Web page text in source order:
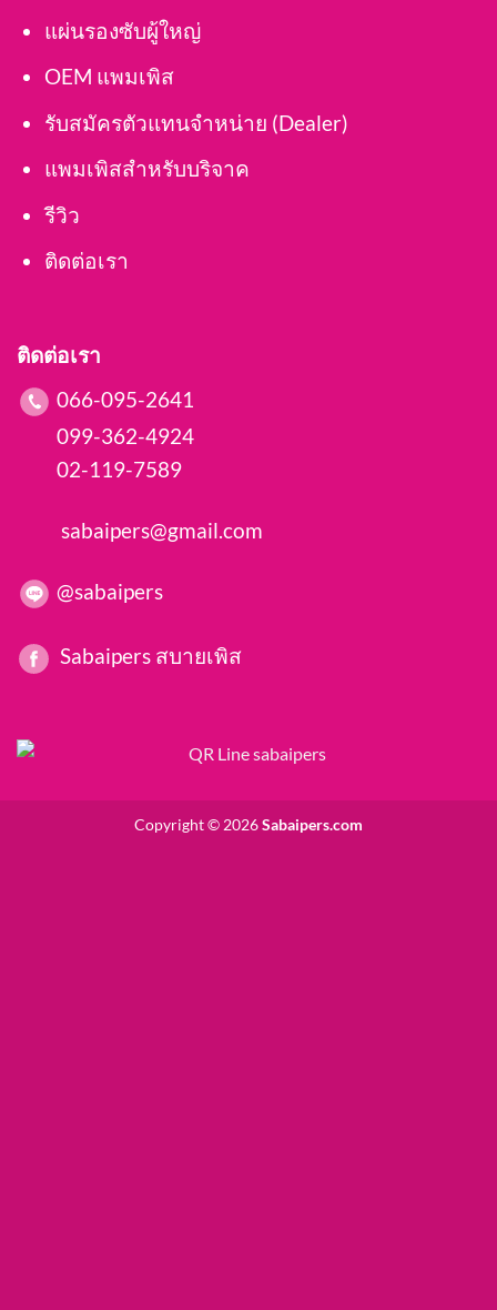
แผ่นรองซับผู้ใหญ่
OEM แพมเพิส
รับสมัครตัวแทนจำหน่าย (Dealer)
แพมเพิสสำหรับบริจาค
รีวิว
ติดต่อเรา
ติดต่อเรา
066-095-2641
099-362-4924
02-119-7589
sabaipers@gmail.com
@sabaipers
Sabaipers สบายเพิส
Copyright © 2026Sabaipers.com